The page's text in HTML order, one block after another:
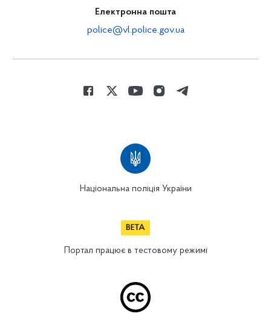
Електронна пошта
police@vl.police.gov.ua
Національна поліція України
Портал працює в тестовому режимі